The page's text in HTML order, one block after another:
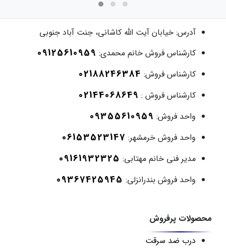
آدرس: خیابان آیت الله کاشانی، جنت آباد جنوبی
کارشناس فروش خانم محمدی: 09125610959
کارشناس فروش: 02188246384
کارشناس فروش : 02144068649
واحد فروش: 09355610959
واحد فروش خرمشهر: 06153523147
مدیر فنی خانم مهتابی: 09161932325
واحد فروش بندرانزلی: 09367425945
محصولات پرفروش
درب ضد سرقت